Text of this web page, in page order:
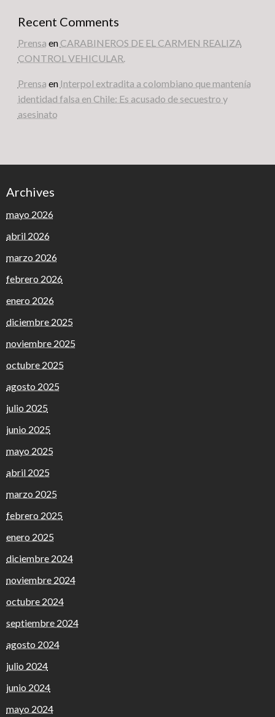
Recent Comments
Prensa en CARABINEROS DE EL CARMEN REALIZA
CONTROL VEHICULAR.
Prensa en Interpol extradita a colombiano que mantenía
identidad falsa en Chile: Es acusado de secuestro y
asesinato
Archives
mayo 2026
abril 2026
marzo 2026
febrero 2026
enero 2026
diciembre 2025
noviembre 2025
octubre 2025
agosto 2025
julio 2025
junio 2025
mayo 2025
abril 2025
marzo 2025
febrero 2025
enero 2025
diciembre 2024
noviembre 2024
octubre 2024
septiembre 2024
agosto 2024
julio 2024
junio 2024
mayo 2024